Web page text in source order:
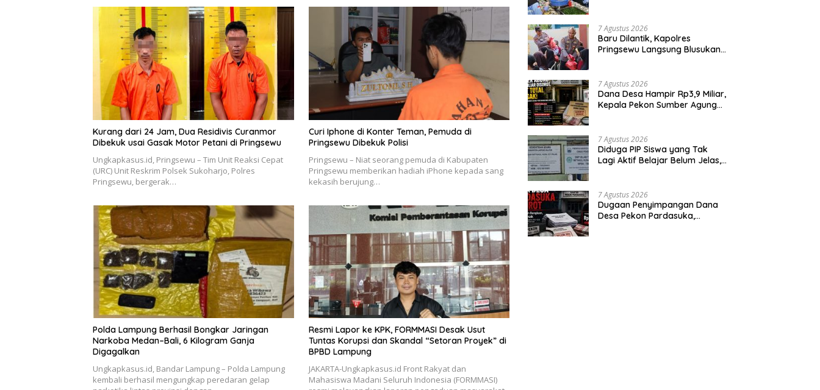
Kurang dari 24 Jam, Dua Residivis Curanmor
Dibekuk usai Gasak Motor Petani di Pringsewu
Ungkapkasus.id, Pringsewu – Tim Unit Reaksi Cepat
(URC) Unit Reskrim Polsek Sukoharjo, Polres
Pringsewu, bergerak…
Curi Iphone di Konter Teman, Pemuda di
Pringsewu Dibekuk Polisi
Pringsewu – Niat seorang pemuda di Kabupaten
Pringsewu memberikan hadiah iPhone kepada sang
kekasih berujung…
Polda Lampung Berhasil Bongkar Jaringan
Narkoba Medan–Bali, 6 Kilogram Ganja
Digagalkan
Ungkapkasus.id, Bandar Lampung – Polda Lampung
kembali berhasil mengungkap peredaran gelap
Resmi Lapor ke KPK, FORMMASI Desak Usut
Tuntas Korupsi dan Skandal “Setoran Proyek” di
BPBD Lampung
JAKARTA-Ungkapkasus.id Front Rakyat dan
Mahasiswa Madani Seluruh Indonesia (FORMMASI)
7 Agustus 2026
Baru Dilantik, Kapolres
Pringsewu Langsung Blusukan
7 Agustus 2026
Dana Desa Hampir Rp3,9 Miliar,
Kepala Pekon Sumber Agung
7 Agustus 2026
‎Diduga PIP Siswa yang Tak
Lagi Aktif Belajar Belum Jelas,
7 Agustus 2026
Dugaan Penyimpangan Dana
Desa Pekon Pardasuka,